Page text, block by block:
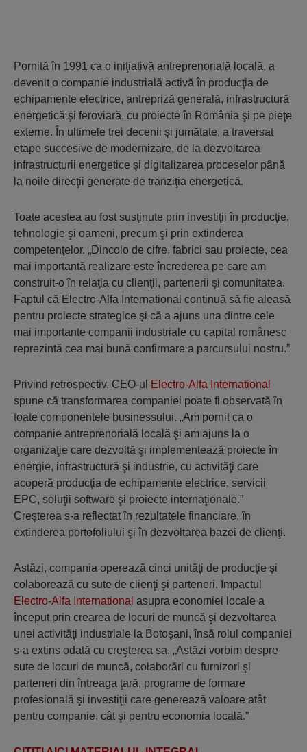
Pornită în 1991 ca o iniţiativă antreprenorială locală, a
devenit o companie industrială activă în producţia de
echipamente electrice, antrepriză generală, infrastructură
energetică şi feroviară, cu proiecte în România şi pe pieţe
externe. În ultimele trei decenii şi jumătate, a traversat
etape succesive de modernizare, de la dezvoltarea
infrastructurii energetice şi digitalizarea proceselor până
la noile direcţii generate de tranziţia energetică.
Toate acestea au fost susţinute prin investiţii în producţie,
tehnologie şi oameni, precum şi prin extinderea
competenţelor. „Dincolo de cifre, fabrici sau proiecte, cea
mai importantă realizare este încrederea pe care am
construit-o în relaţia cu clienţii, partenerii şi comunitatea.
Faptul că Electro-Alfa International continuă să fie aleasă
pentru proiecte strategice şi că a ajuns una dintre cele
mai importante companii industriale cu capital românesc
reprezintă cea mai bună confirmare a parcursului nostru.”
Privind retrospectiv, CEO-ul
Electro-Alfa International
spune că transformarea companiei poate fi observată în
toate componentele businessului. „Am pornit ca o
companie antreprenorială locală şi am ajuns la o
organizaţie care dezvoltă şi implementează proiecte în
energie, infrastructură şi industrie, cu activităţi care
acoperă producţia de echipamente electrice, servicii
EPC, soluţii software şi proiecte internaţionale.”
Creşterea s-a reflectat în rezultatele financiare, în
extinderea portofoliului şi în dezvoltarea bazei de clienţi.
Astăzi, compania operează cinci unităţi de producţie şi
colaborează cu sute de clienţi şi parteneri. Impactul
Electro-Alfa International asupra economiei locale a
început prin crearea de locuri de muncă şi dezvoltarea
unei activităţi industriale la Botoşani, însă rolul companiei
s-a extins odată cu creşterea sa. „Astăzi vorbim despre
sute de locuri de muncă, colaborări cu furnizori şi
parteneri din întreaga ţară, programe de formare
profesională şi investiţii care generează valoare atât
pentru companie, cât şi pentru economia locală.”